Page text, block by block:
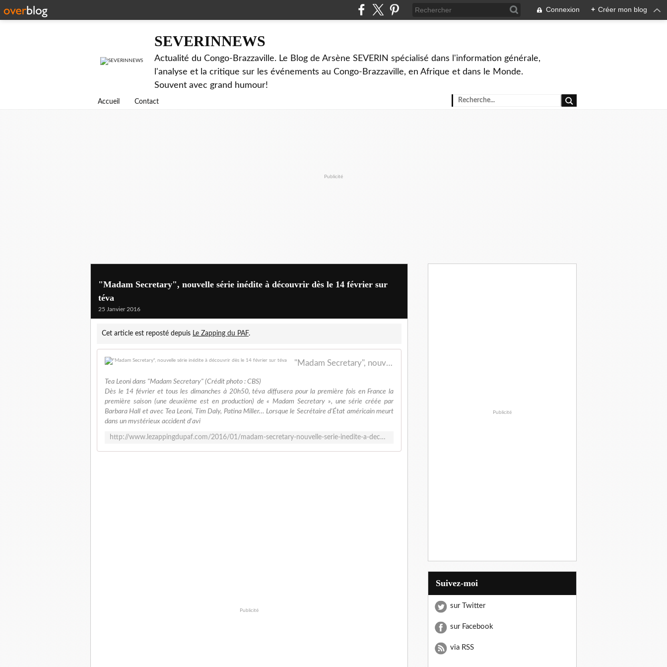
Connexion + Créer mon blog
SEVERINNEWS
Actualité du Congo-Brazzaville. Le Blog de Arsène SEVERIN spécialisé dans l'information générale,
l'analyse et la critique sur les événements au Congo-Brazzaville, en Afrique et dans le Monde.
Souvent avec grand humour!
Accueil Contact
Publicité
"Madam Secretary", nouvelle série inédite à découvrir dès le 14 février sur
téva
25 Janvier 2016
Cet article est reposté depuis Le Zapping du PAF.
"Madam Secretary", nouvelle série inédite à découvrir dès le 14 février sur téva
Tea Leoni dans "Madam Secretary" (Crédit photo : CBS)
Dès le 14 février et tous les dimanches à 20h50, téva diffusera pour la première fois en France la
première saison (une deuxième est en production) de « Madam Secretary », une série créée par
Barbara Hall et avec Tea Leoni, Tim Daly, Patina Miller… Lorsque le Secrétaire d'État américain meurt
dans un mystérieux accident d'avi
http://www.lezappingdupaf.com/2016/01/madam-secretary-nouvelle-serie-inedite-a-decouvrir-des-le-14-fevrier-sur-teva.html
Publicité
Publicité
Suivez-moi
sur Twitter
sur Facebook
via RSS